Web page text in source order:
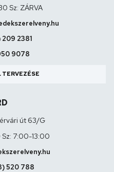
Sz: ZÁRVA
209 2381
9078
TERVEZÉSE
út 63/G
7:00-13:00
520 788